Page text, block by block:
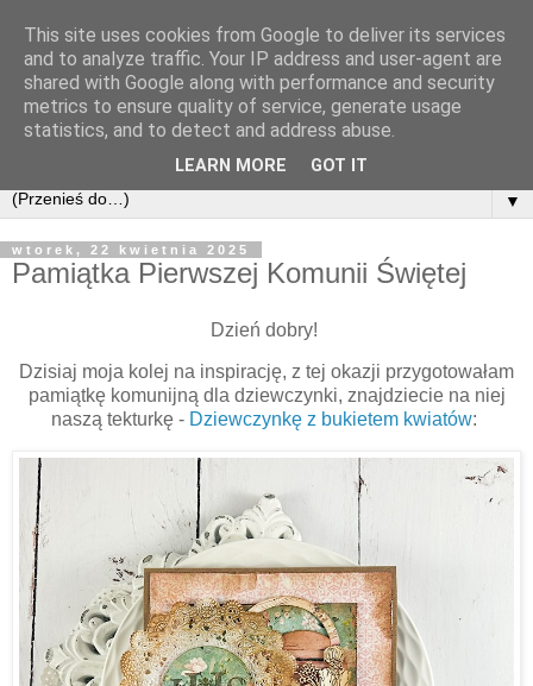
▼
wtorek, 22 kwietnia 2025
Pamiątka Pierwszej Komunii Świętej
Dzień dobry!
Dzisiaj moja kolej na inspirację, z tej okazji przygotowałam
pamiątkę komunijną dla dziewczynki, znajdziecie na niej
naszą tekturkę - Dziewczynkę z bukietem kwiatów:
This site uses cookies from Google to deliver its services
and to analyze traffic. Your IP address and user-agent are
shared with Google along with performance and security
metrics to ensure quality of service, generate usage
statistics, and to detect and address abuse.
LEARN MORE GOT IT